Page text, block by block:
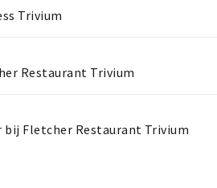
Trivium
Restaurant Trivium
bij Fletcher Restaurant Trivium